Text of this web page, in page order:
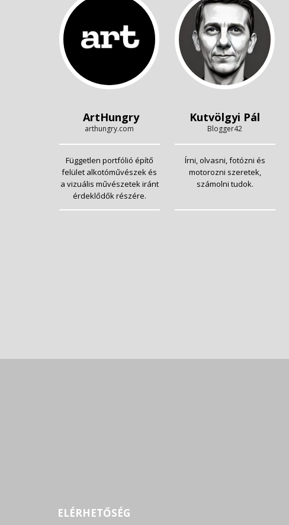
ArtHungry
arthungry.com
Független portfólió építő
felület alkotóművészek és
a vizuális művészetek iránt
érdeklődők részére.
Kutvölgyi Pál
Blogger42
Írni, olvasni, fotózni és
motorozni szeretek,
számolni tudok.
ELÉRHETŐSÉG